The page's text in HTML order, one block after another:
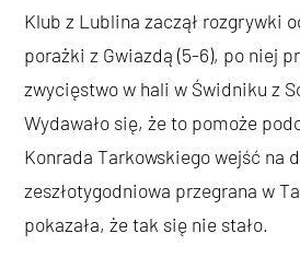
Klub z Lublina zaczął rozgrywki
porażki z Gwiazdą (5-6), po niej
zwycięstwo w hali w Świdniku z
Wydawało się, że to pomoże
Konrada Tarkowskiego wejść na
zeszłotygodniowa przegrana w
pokazała, że tak się nie stało.